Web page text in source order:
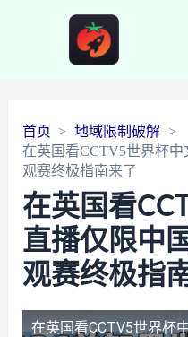
首页
地域限制破解
在英国看CCTV5世界杯
观赛终极指南来了
在英国看
直播仅限中
观赛终极指
在英国看CCTV5世界杯